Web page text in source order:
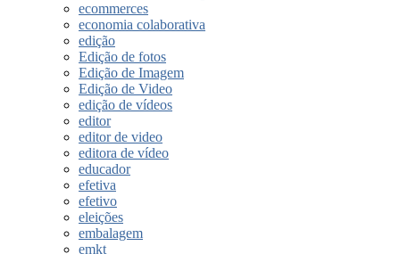
ecommerces
economia colaborativa
edição
Edição de fotos
Edição de Imagem
Edição de Video
edição de vídeos
editor
editor de video
editora de vídeo
educador
efetiva
efetivo
eleições
embalagem
emkt